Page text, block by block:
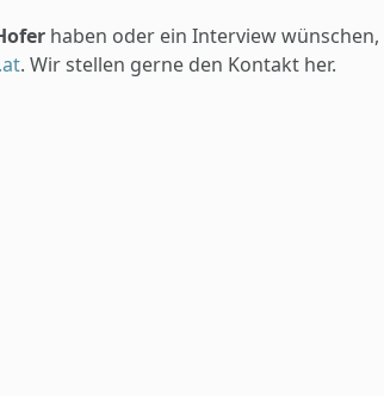
haben oder ein Interview
. Wir stellen gerne den Kontakt her.